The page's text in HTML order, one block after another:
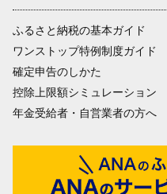
ふるさと納税の基本ガイド
ワンストップ特例制度ガイド
確定申告のしかた
控除上限額シミュレーション
年金受給者・自営業者の方へ